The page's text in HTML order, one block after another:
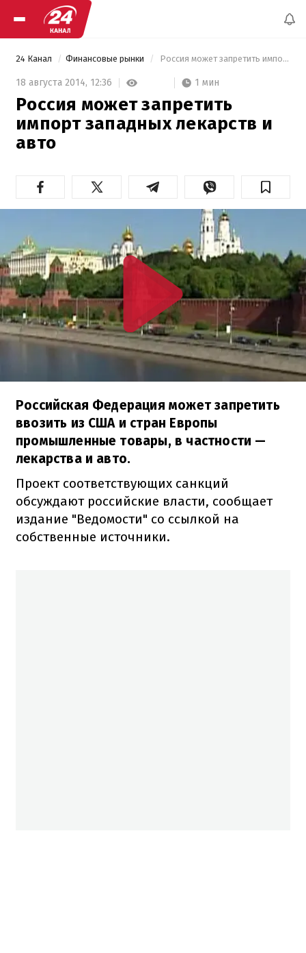
24 Канал Финансовые рынки Россия может запретить импорт западных лекарств и авто
18 августа 2014, 12:36 1 мин
Россия может запретить
импорт западных лекарств и
авто
Российская Федерация может запретить
ввозить из США и стран Европы
промышленные товары, в частности —
лекарства и авто.
Проект соответствующих санкций
обсуждают российские власти, сообщает
издание "Ведомости" со ссылкой на
собственные источники.